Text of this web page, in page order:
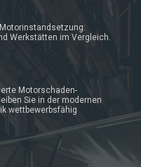
Werkstätten im Vergleich.
Motorschaden-
Sie in der modernen
wettbewerbsfähig